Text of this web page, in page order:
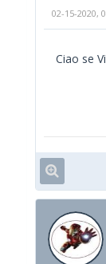
02-15-2020,
Ciao se